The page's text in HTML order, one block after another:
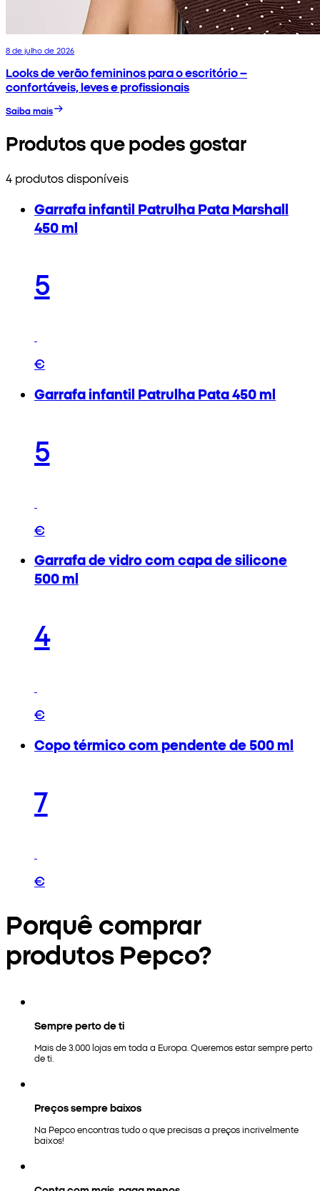
8 de julho de 2026
Looks de verão femininos para o escritório –
confortáveis, leves e profissionais
Saiba mais
Produtos que podes gostar
4 produtos disponíveis
Garrafa infantil Patrulha Pata Marshall
450 ml
5
€
Garrafa infantil Patrulha Pata 450 ml
5
€
Garrafa de vidro com capa de silicone
500 ml
4
€
Copo térmico com pendente de 500 ml
7
€
Porquê comprar
produtos Pepco?
Sempre perto de ti
Mais de 3.000 lojas em toda a Europa. Queremos estar sempre perto
de ti.
Preços sempre baixos
Na Pepco encontras tudo o que precisas a preços incrivelmente
baixos!